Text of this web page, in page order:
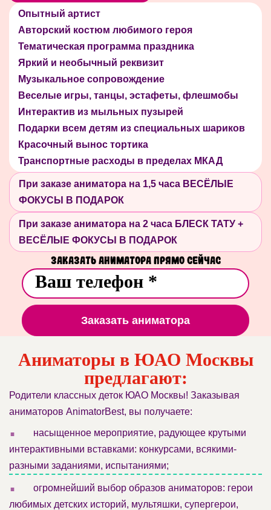
Опытный артист
Авторский костюм любимого героя
Тематическая программа праздника
Яркий и необычный реквизит
Музыкальное сопровождение
Веселые игры, танцы, эстафеты, флешмобы
Интерактив из мыльных пузырей
Подарки всем детям из специальных шариков
Красочный вынос тортика
Транспортные расходы в пределах МКАД
При заказе аниматора на 1,5 часа ВЕСЁЛЫЕ
ФОКУСЫ В ПОДАРОК
При заказе аниматора на 2 часа БЛЕСК ТАТУ +
ВЕСЁЛЫЕ ФОКУСЫ В ПОДАРОК
Заказать аниматора прямо сейчас
Заказать аниматора
Аниматоры в ЮАО Москвы
предлагают:
Родители классных деток ЮАО Москвы! Заказывая
аниматоров AnimatorBest, вы получаете:
.
насыщенное мероприятие, радующее крутыми
интерактивными вставками: конкурсами, всякими-
разными заданиями, испытаниями;
.
огромнейший выбор образов аниматоров: герои
любимых детских историй, мультяшки, супергерои,